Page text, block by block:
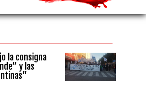
la consigna
y las